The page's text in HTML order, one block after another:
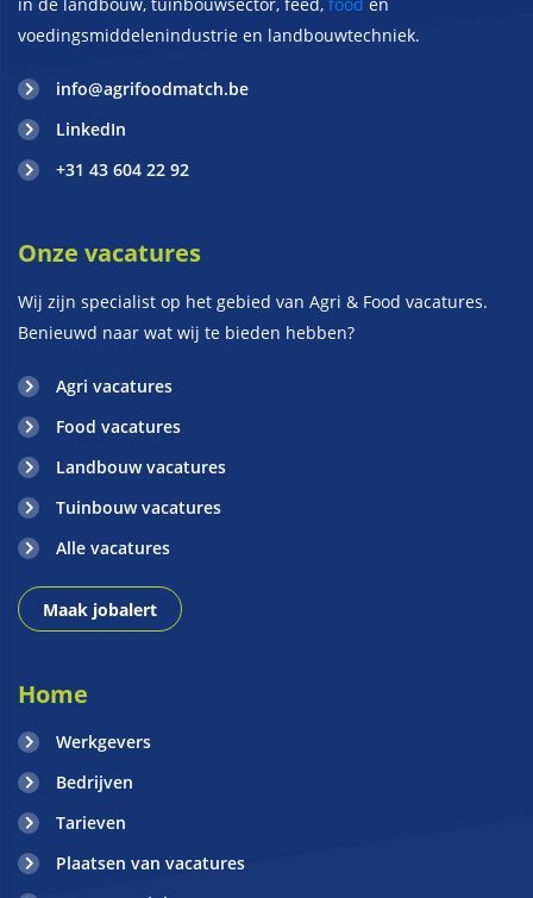
voedingsmiddelenindustrie en landbouwtechniek.
info@agrifoodmatch.be
LinkedIn
+31 43 604 22 92
Onze vacatures
Wij zijn specialist op het gebied van Agri & Food vacatures.
Benieuwd naar wat wij te bieden hebben?
Agri vacatures
Food vacatures
Landbouw vacatures
Tuinbouw vacatures
Alle vacatures
Maak jobalert
Home
Werkgevers
Bedrijven
Tarieven
Plaatsen van vacatures